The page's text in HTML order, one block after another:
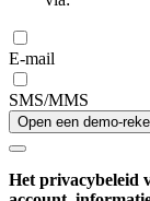
E-mail
SMS/MMS
Open een demo-
Het privacybeleid